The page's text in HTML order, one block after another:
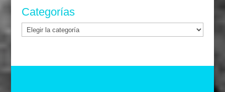
Categorías
Categorías